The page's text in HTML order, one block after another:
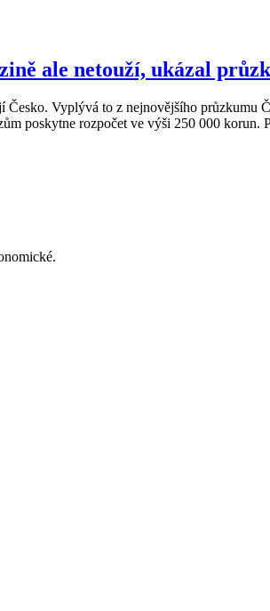
ale netouží, ukázal
Vyplývá to z nejnovějšího průzkumu
poskytne rozpočet ve výši 250 000